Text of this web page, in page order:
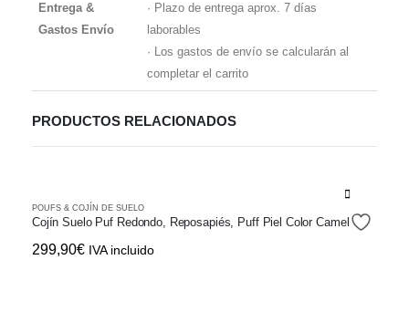
Entrega &
Gastos Envío
· Plazo de entrega aprox. 7 días
laborables
· Los gastos de envío se calcularán al
completar el carrito
PRODUCTOS RELACIONADOS
POUFS & COJÍN DE SUELO
Cojín Suelo Puf Redondo, Reposapiés, Puff Piel Color Camel
299,90€ IVA incluido